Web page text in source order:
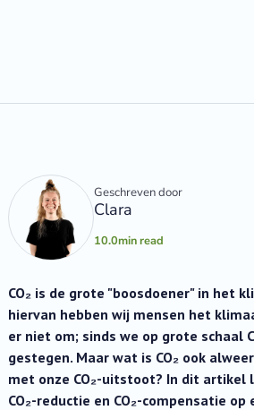
Geschreven door
Clara
10.0min read
CO₂ is de grote "boosdoener" in het
hiervan hebben wij mensen het
er niet om; sinds we op grote schaal
gestegen. Maar wat is CO₂ ook
met onze CO₂-uitstoot? In dit artikel
CO₂-reductie en CO₂-compensatie op